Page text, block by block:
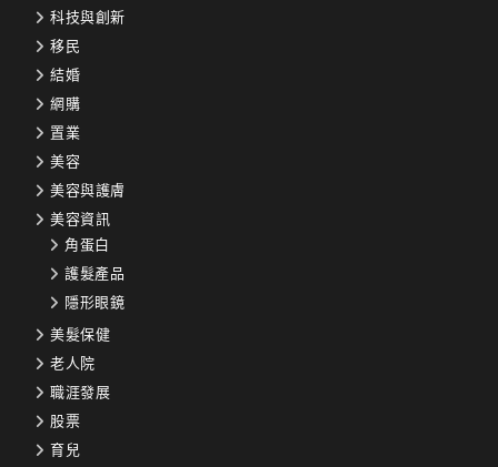
科技與創新
移民
結婚
網購
置業
美容
美容與護膚
美容資訊
角蛋白
護髮產品
隱形眼鏡
美髮保健
老人院
職涯發展
股票
育兒